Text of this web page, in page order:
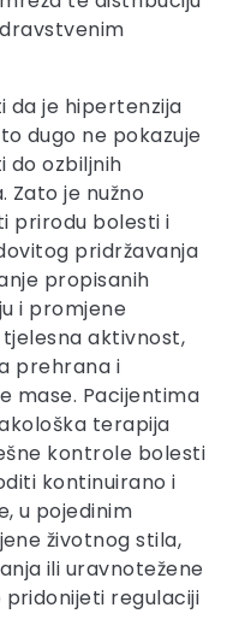
da je hipertenzija
dugo ne pokazuje
do ozbiljnih
Zato je nužno
prirodu bolesti i
pridržavanja
propisanih
i promjene
aktivnost,
prehrana i
mase. Pacijentima
terapija
kontrole bolesti
kontinuirano i
u pojedinim
životnog stila,
ili uravnotežene
regulaciji